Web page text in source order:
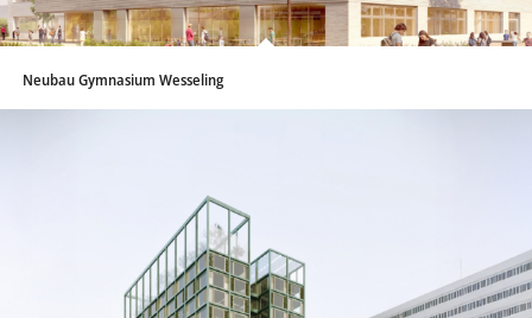
Neubau Gymnasium Wesseling